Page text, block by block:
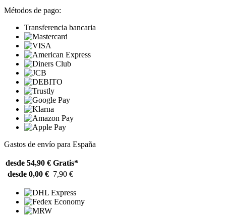
Métodos de pago:
Transferencia bancaria
Gastos de envío para España
desde 54,90 € Gratis*
desde 0,00 € 7,90 €